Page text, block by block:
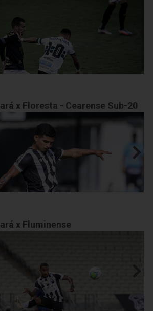
x Floresta - Cearense Sub-20
x Fluminense